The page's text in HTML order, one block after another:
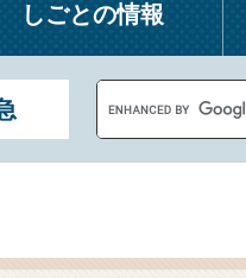
しごとの情報
o
g
ス